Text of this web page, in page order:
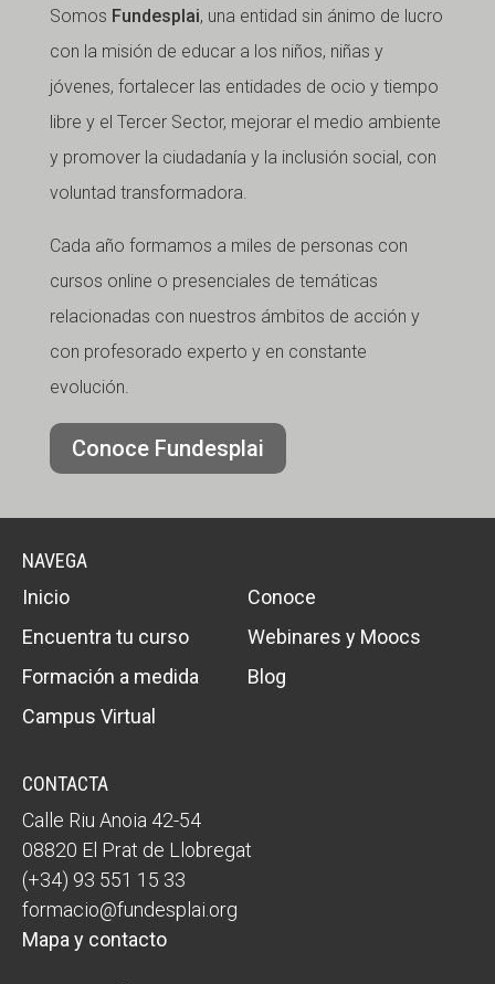
Somos Fundesplai, una entidad sin ánimo de lucro
con la misión de educar a los niños, niñas y
jóvenes, fortalecer las entidades de ocio y tiempo
libre y el Tercer Sector, mejorar el medio ambiente
y promover la ciudadanía y la inclusión social, con
voluntad transformadora.
Cada año formamos a miles de personas con
cursos online o presenciales de temáticas
relacionadas con nuestros ámbitos de acción y
con profesorado experto y en constante
evolución.
Conoce Fundesplai
NAVEGA
Inicio
Conoce
Encuentra tu curso
Webinares y Moocs
Formación a medida
Blog
Campus Virtual
CONTACTA
Calle Riu Anoia 42-54
08820 El Prat de Llobregat
(+34) 93 551 15 33
formacio@fundesplai.org
Mapa y contacto